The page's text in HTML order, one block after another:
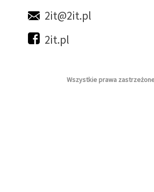
2it@2it.pl
2it.pl
Wszystkie prawa